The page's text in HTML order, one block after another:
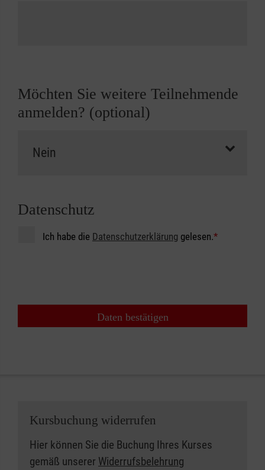
Möchten Sie weitere Teilnehmende
anmelden? (optional)
Datenschutz
Ich habe die Datenschutzerklärung gelesen.*
Daten bestätigen
Kursbuchung widerrufen
Hier können Sie die Buchung Ihres Kurses
gemäß unserer Widerrufsbelehrung